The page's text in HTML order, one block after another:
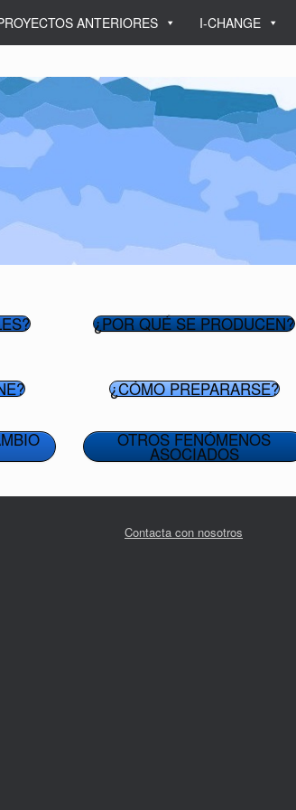
ANTERIORES I-CHANGE
¿POR QUÉ SE PRODUCEN?
¿CÓMO PREPARARSE?
OTROS FENÓMENOS
ASOCIADOS
Contacta con nosotros